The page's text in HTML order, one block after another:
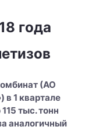
года
(АО
в 1 квартале
тыс. тонн
аналогичный